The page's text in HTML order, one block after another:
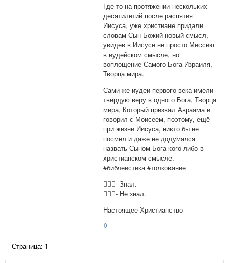
Где-то на протяжении нескольких
десятилетий после распятия
Иисуса, уже христиане придали
словам Сын Божий новый смысл,
увидев в Иисусе не просто Мессию
в иудейском смысле, но
воплощение Самого Бога Израиля,
Творца мира.
Сами же иудеи первого века имели
твёрдую веру в одного Бога, Творца
мира, Который призвал Авраама и
говорил с Моисеем, поэтому, ещё
при жизни Иисуса, никто бы не
посмел и даже не додумался
назвать Сыном Бога кого-либо в
христианском смысле.
#библеистика #толкование
🙋🏼‍♂️- Знал.
🤷🏼‍♂️- Не знал.
Настоящее Христианство
0
Страница:1